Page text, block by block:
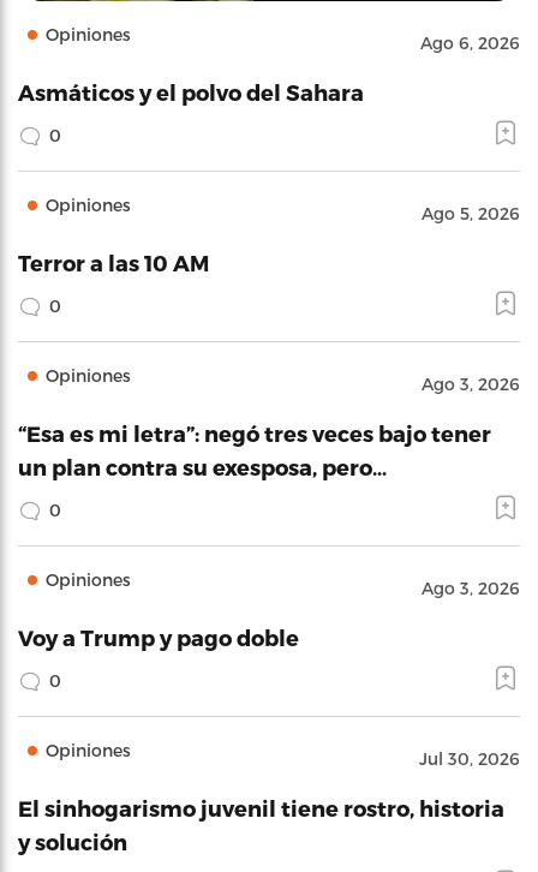
Opiniones Ago 6, 2026
Asmáticos y el polvo del Sahara
0
Opiniones Ago 5, 2026
Terror a las 10 AM
0
Opiniones Ago 3, 2026
“Esa es mi letra”: negó tres veces bajo tener
un plan contra su exesposa, pero…
0
Opiniones Ago 3, 2026
Voy a Trump y pago doble
0
Opiniones Jul 30, 2026
El sinhogarismo juvenil tiene rostro, historia
y solución